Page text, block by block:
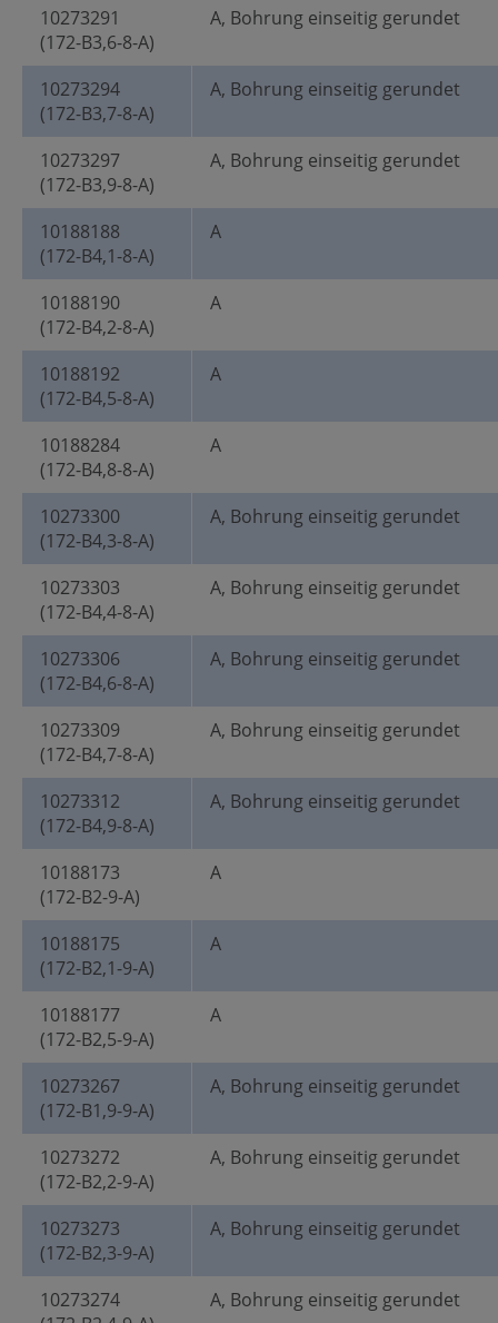
10273291
(172-B3,6-8-A)
A, Bohrung einseitig gerundet
10273294
(172-B3,7-8-A)
A, Bohrung einseitig gerundet
10273297
(172-B3,9-8-A)
A, Bohrung einseitig gerundet
10188188
(172-B4,1-8-A)
A
10188190
(172-B4,2-8-A)
A
10188192
(172-B4,5-8-A)
A
10188284
(172-B4,8-8-A)
A
10273300
(172-B4,3-8-A)
A, Bohrung einseitig gerundet
10273303
(172-B4,4-8-A)
A, Bohrung einseitig gerundet
10273306
(172-B4,6-8-A)
A, Bohrung einseitig gerundet
10273309
(172-B4,7-8-A)
A, Bohrung einseitig gerundet
10273312
(172-B4,9-8-A)
A, Bohrung einseitig gerundet
10188173
(172-B2-9-A)
A
10188175
(172-B2,1-9-A)
A
10188177
(172-B2,5-9-A)
A
10273267
(172-B1,9-9-A)
A, Bohrung einseitig gerundet
10273272
(172-B2,2-9-A)
A, Bohrung einseitig gerundet
10273273
(172-B2,3-9-A)
A, Bohrung einseitig gerundet
10273274
A, Bohrung einseitig gerundet